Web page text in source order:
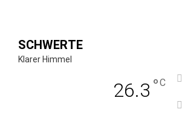
SCHWERTE
Klarer Himmel
26.3 °C